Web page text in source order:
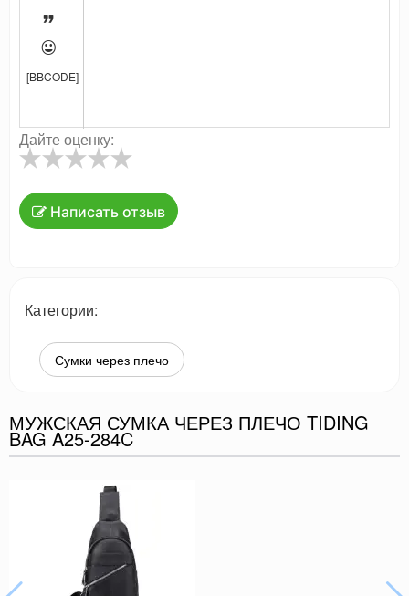


[BBCODE]
Дайте оценку:
Написать отзыв
Категории:
Сумки через плечо
МУЖСКАЯ СУМКА ЧЕРЕЗ ПЛЕЧО TIDING
BAG A25-284C